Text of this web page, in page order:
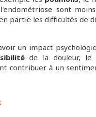
sont
partie les difficultés de
un impact
de la douleur, le
contribuer à un